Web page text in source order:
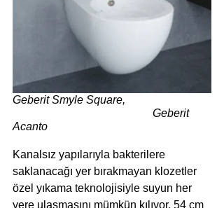
Geberit Smyle Square,
Acanto
Kanalsız yapılarıyla bakterilere
saklanacağı yer bırakmayan klozetler
özel yıkama teknolojisiyle suyun her
yere ulaşmasını mümkün kılıyor. 54 cm